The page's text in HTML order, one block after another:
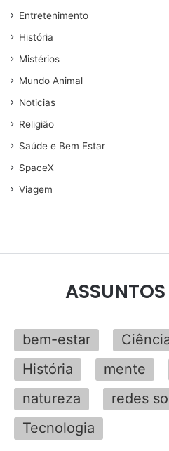
Entretenimento
História
Mistérios
Mundo Animal
Noticias
Religião
Saúde e Bem Estar
SpaceX
Viagem
bem-estar
História
mente
natureza
redes
Tecnologia